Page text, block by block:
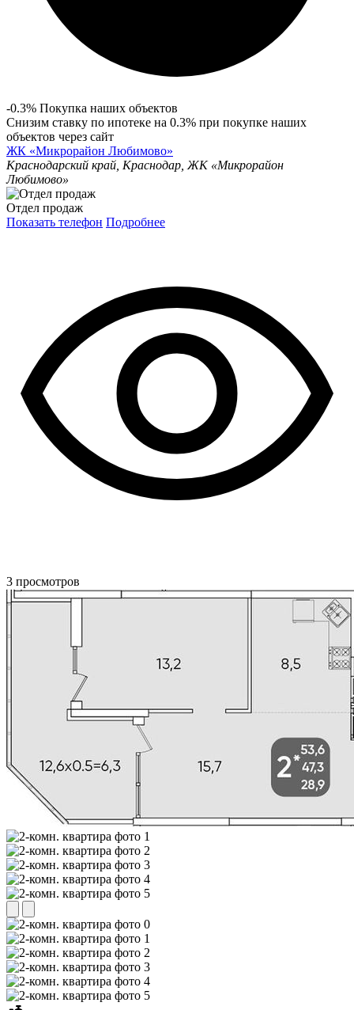
-0.3% Покупка наших объектов
Снизим ставку по ипотеке на 0.3% при покупке наших
объектов через сайт
ЖК «Микрорайон Любимово»
Краснодарский край, Краснодар, ЖК «Микрорайон
Любимово»
Отдел продаж
Показать телефон Подробнее
3 просмотров